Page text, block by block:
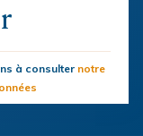
à consulter notre